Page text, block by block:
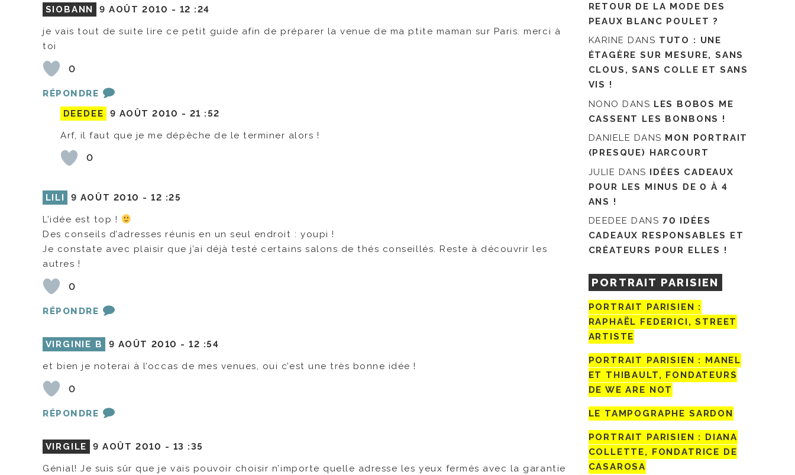
SIOBANN 9 AOÛT 2010 - 12 :24
je vais tout de suite lire ce petit guide afin de préparer la venue de ma ptite maman sur Paris. merci à
toi
0
RÉPONDRE
DEEDEE
9 AOÛT 2010 - 21 :52
Arf, il faut que je me dépêche de le terminer alors !
0
LILI 9 AOÛT 2010 -12 :25
L’idée est top !
Des conseils d’adresses réunis en un seul endroit : youpi !
Je constate avec plaisir que j’ai déjà testé certains salons de thés conseillés. Reste à découvrir les
autres !
0
RÉPONDRE
VIRGINIE B 9 AOÛT 2010 -12 :54
et bien je noterai à l’occas de mes venues, oui c’est une très bonne idée !
0
RÉPONDRE
VIRGILE 9 AOÛT 2010 - 13 :35
Génial! Je suis sûr que je vais pouvoir choisir n’importe quelle adresse les yeux fermés avec la garantie
RETOUR DE LA MODE DES
PEAUX BLANC POULET ?
KARINE DANS TUTO : UNE
ÉTAGÈRE SUR MESURE, SANS
CLOUS, SANS COLLE ET SANS
VIS !
NONO DANS LES BOBOS ME
CASSENT LES BONBONS !
DANIELE DANS MON PORTRAIT
(PRESQUE) HARCOURT
JULIE DANS IDÉES CADEAUX
POUR LES MINUS DE 0 À 4
ANS !
DEEDEE DANS 70 IDÉES
CADEAUX RESPONSABLES ET
CRÉATEURS POUR ELLES !
PORTRAIT PARISIEN
PORTRAIT PARISIEN :
RAPHAËL FEDERICI, STREET
ARTISTE
PORTRAIT PARISIEN : MANEL
ET THIBAULT, FONDATEURS
DE WE ARE NOT
LE TAMPOGRAPHE SARDON
PORTRAIT PARISIEN : DIANA
COLLETTE, FONDATRICE DE
CASAROSA